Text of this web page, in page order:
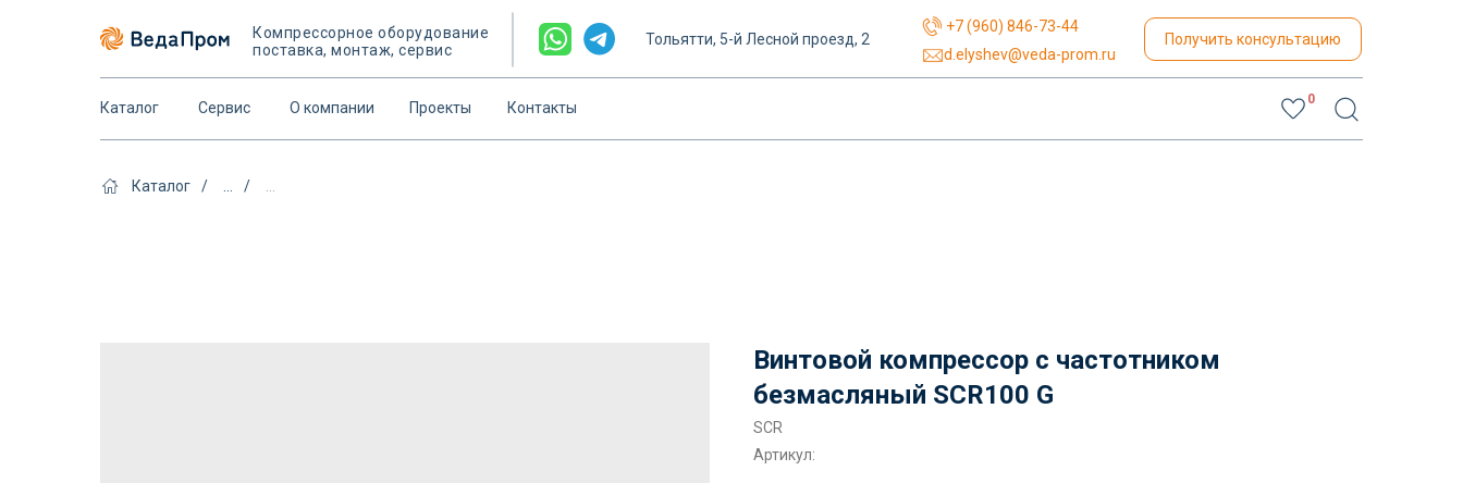
Компрессорное оборудование
поставка, монтаж, сервис
Получить консультацию
Тольятти, 5-й Лесной проезд, 2
d.elyshev@veda-prom.ru
+7 (960) 846-73-44
Каталог Сервис О компании Проекты 0
Контакты
Каталог / /
Винтовой компрессор с частотником
безмасляный SCR100 G
SCR
Артикул: